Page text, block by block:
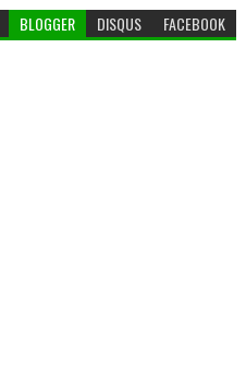
BLOGGER DISQUS FACEBOOK